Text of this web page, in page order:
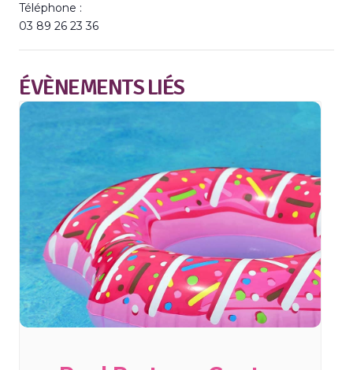
Téléphone :
03 89 26 23 36
ÉVÈNEMENTS LIÉS